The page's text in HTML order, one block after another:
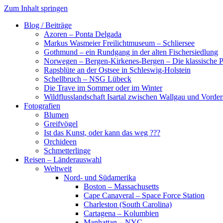
Zum Inhalt springen
Blog / Beiträge
Azoren – Ponta Delgada
Markus Wasmeier Freilichtmuseum – Schliersee
Gothmund – ein Rundgang in der alten Fischersiedlung
Norwegen – Bergen-Kirkenes-Bergen – Die klassische
Rapsblüte an der Ostsee in Schleswig-Holstein
Schellbruch – NSG Lübeck
Die Trave im Sommer oder im Winter
Wildflusslandschaft Isartal zwischen Wallgau und
Fotografien
Blumen
Greifvögel
Ist das Kunst, oder kann das weg ???
Orchideen
Schmetterlinge
Reisen – Länderauswahl
Weltweit
Nord- und Südamerika
Boston – Massachusetts
Cape Canaveral – Space Force Station
Charleston (South Carolina)
Cartagena – Kolumbien